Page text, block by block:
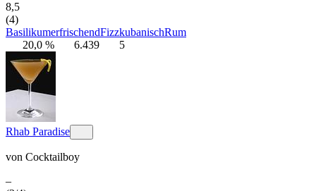
8,5
(4)
BasilikumerfrischendFizzkubanischRum
20,0 %
6.439 5
Rhab Paradise
von Cocktailboy
–